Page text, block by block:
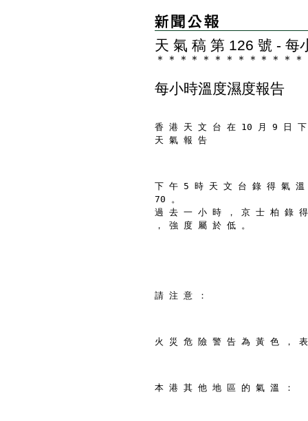
天 氣 稿 第 126 號 - 每
＊ ＊ ＊ ＊ ＊ ＊ ＊ ＊ ＊ ＊ ＊ ＊ ＊
每小時溫度濕度報告
香 港 天 文 台 在 10 月 9 日
天 氣 報 告
下 午 5 時 天 文 台 錄 得 氣
70 。
過 去 一 小 時 ， 京 士 柏 錄
， 強 度 屬 於 低 。
請 注 意 ：
火 災 危 險 警 告 為 黃 色 ，
本 港 其 他 地 區 的 氣 溫 ：